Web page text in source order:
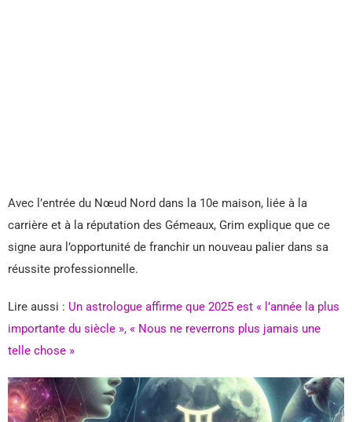
Avec l’entrée du Nœud Nord dans la 10e maison, liée à la
carrière et à la réputation des Gémeaux, Grim explique que ce
signe aura l’opportunité de franchir un nouveau palier dans sa
réussite professionnelle.
Lire aussi : Un astrologue affirme que 2025 est « l’année la plus
importante du siècle », « Nous ne reverrons plus jamais une
telle chose »